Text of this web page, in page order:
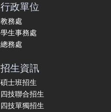
行政單位
教務處
學生事務處
總務處
招生資訊
碩士班招生
四技聯合招生
四技單獨招生